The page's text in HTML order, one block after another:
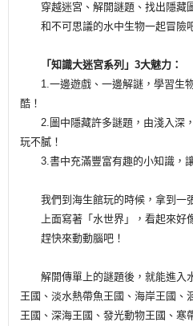
穿越迷宮、解開謎題、找出隱藏
和不可思議的水中生物一起冒險
「知識大迷宮系列」3大魅力：
1.一邊遊戲、一邊解謎，學習生
酷！
2.圖中隱藏許多謎題，由淺入深
玩不膩！
3.書中充滿豐富有趣的小知識，讓
我們到海生館玩的時候，拿到一
上面寫著「水世界」，看起來好
趕快來動動腦吧！
解開傳單上的謎題後，就能進入
王國、淡水熱帶魚王國、海岸王國、
王國、深海王國、發光動物王國、寒